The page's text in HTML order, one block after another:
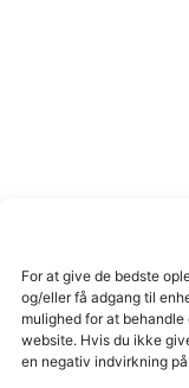
For at give de bedste
og/eller få adgang til
mulighed for at
website. Hvis du ikke
en negativ indvirkning